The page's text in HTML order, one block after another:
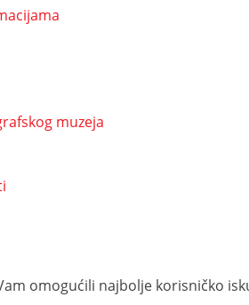
muzeja
omogućili najbolje korisničko